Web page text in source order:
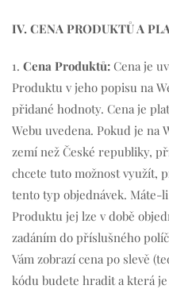
IV. CENA PRODUKTŮ A
1. Cena Produktů: Cena je
Produktu v jeho popisu na
přidané hodnoty. Cena je
Webu uvedena. Pokud je na
zemí než České republiky,
chcete tuto možnost využít,
tento typ objednávek. Máte-
Produktu jej lze v době
zadáním do příslušného
Vám zobrazí cena po slevě
kódu budete hradit a která je